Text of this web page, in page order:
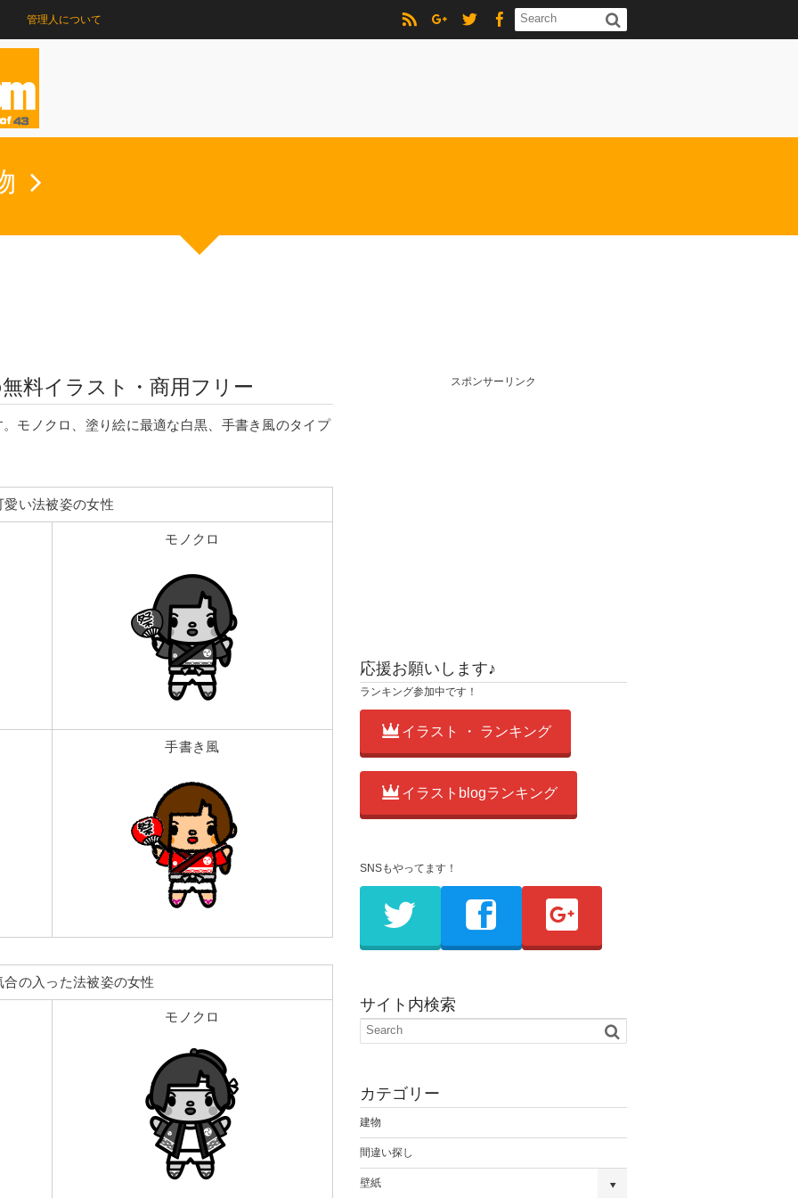
管理人について
料イラスト・商用フリー
モノクロ、塗り絵に最適な白黒、手書き風のタイプ
愛い法被姿の女性
モノクロ
手書き風
合の入った法被姿の女性
モノクロ
スポンサーリンク
応援お願いします♪
ランキング参加中です！
イラスト ・ ランキング
イラストblogランキング
SNSもやってます！
サイト内検索
カテゴリー
建物
間違い探し
壁紙